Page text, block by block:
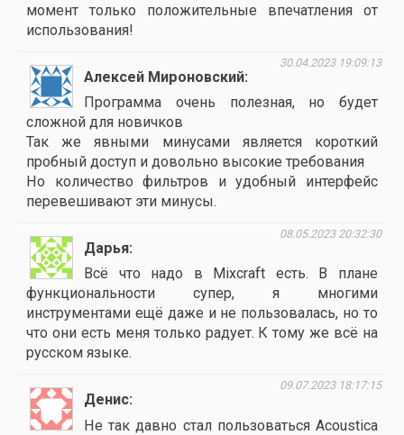
момент только положительные впечатления от
использования!
Алексей Мироновский
30.04.2023 19:09:13
Программа очень полезная, но будет
сложной для новичков
Так же явными минусами является короткий
пробный доступ и довольно высокие требования
Но количество фильтров и удобный интерфейс
перевешивают эти минусы.
Дарья
08.05.2023 20:32:30
Всё что надо в Mixcraft есть. В плане
функциональности супер, я многими
инструментами ещё даже и не пользовалась, но то
что они есть меня только радует. К тому же всё на
русском языке.
Денис
09.07.2023 18:17:15
Не так давно стал пользоваться Acoustica